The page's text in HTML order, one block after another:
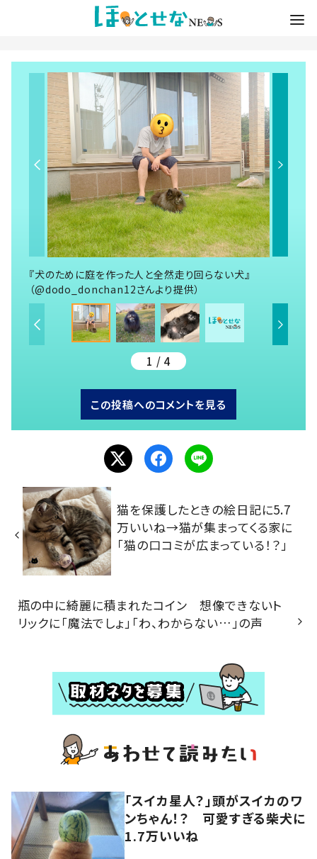
『犬のために庭を作った人と全然走り回らない犬』
（@dodo_donchan12さんより提供）
1 / 4
この投稿へのコメントを見る
猫を保護したときの絵日記に5.7
万いいね→猫が集まってくる家に
「猫の口コミが広まっている！？」
瓶の中に綺麗に積まれたコイン 想像できないト
リックに「魔法でしょ」「わ、わからない…」の声
「スイカ星人？」頭がスイカのワ
ンちゃん！？ 可愛すぎる柴犬に
1.7万いいね